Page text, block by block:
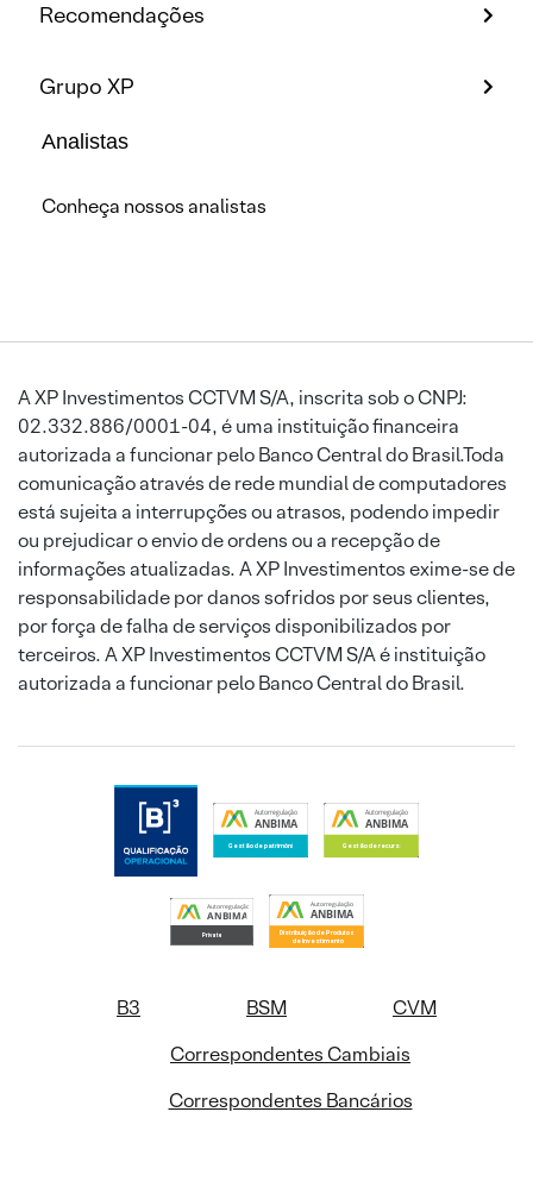
Recomendações
Grupo XP
Analistas
Conheça nossos analistas
A XP Investimentos CCTVM S/A, inscrita sob o CNPJ:
02.332.886/0001-04, é uma instituição financeira
autorizada a funcionar pelo Banco Central do Brasil.Toda
comunicação através de rede mundial de computadores
está sujeita a interrupções ou atrasos, podendo impedir
ou prejudicar o envio de ordens ou a recepção de
informações atualizadas. A XP Investimentos exime-se de
responsabilidade por danos sofridos por seus clientes,
por força de falha de serviços disponibilizados por
terceiros. A XP Investimentos CCTVM S/A é instituição
autorizada a funcionar pelo Banco Central do Brasil.
B3 BSM
CVM
Correspondentes Cambiais
Correspondentes Bancários